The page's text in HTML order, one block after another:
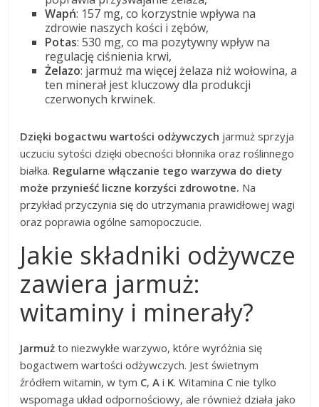
Wapń: 157 mg, co korzystnie wpływa na
zdrowie naszych kości i zębów,
Potas: 530 mg, co ma pozytywny wpływ na
regulację ciśnienia krwi,
Żelazo: jarmuż ma więcej żelaza niż wołowina, a
ten minerał jest kluczowy dla produkcji
czerwonych krwinek.
Dzięki bogactwu wartości odżywczych jarmuż sprzyja
uczuciu sytości dzięki obecności błonnika oraz roślinnego
białka. Regularne włączanie tego warzywa do diety
może przynieść liczne korzyści zdrowotne. Na
przykład przyczynia się do utrzymania prawidłowej wagi
oraz poprawia ogólne samopoczucie.
Jakie składniki odżywcze
zawiera jarmuż:
witaminy i minerały?
Jarmuż to niezwykłe warzywo, które wyróżnia się
bogactwem wartości odżywczych. Jest świetnym
źródłem witamin, w tym C,A i K. Witamina C nie tylko
wspomaga układ odpornościowy, ale również działa jako